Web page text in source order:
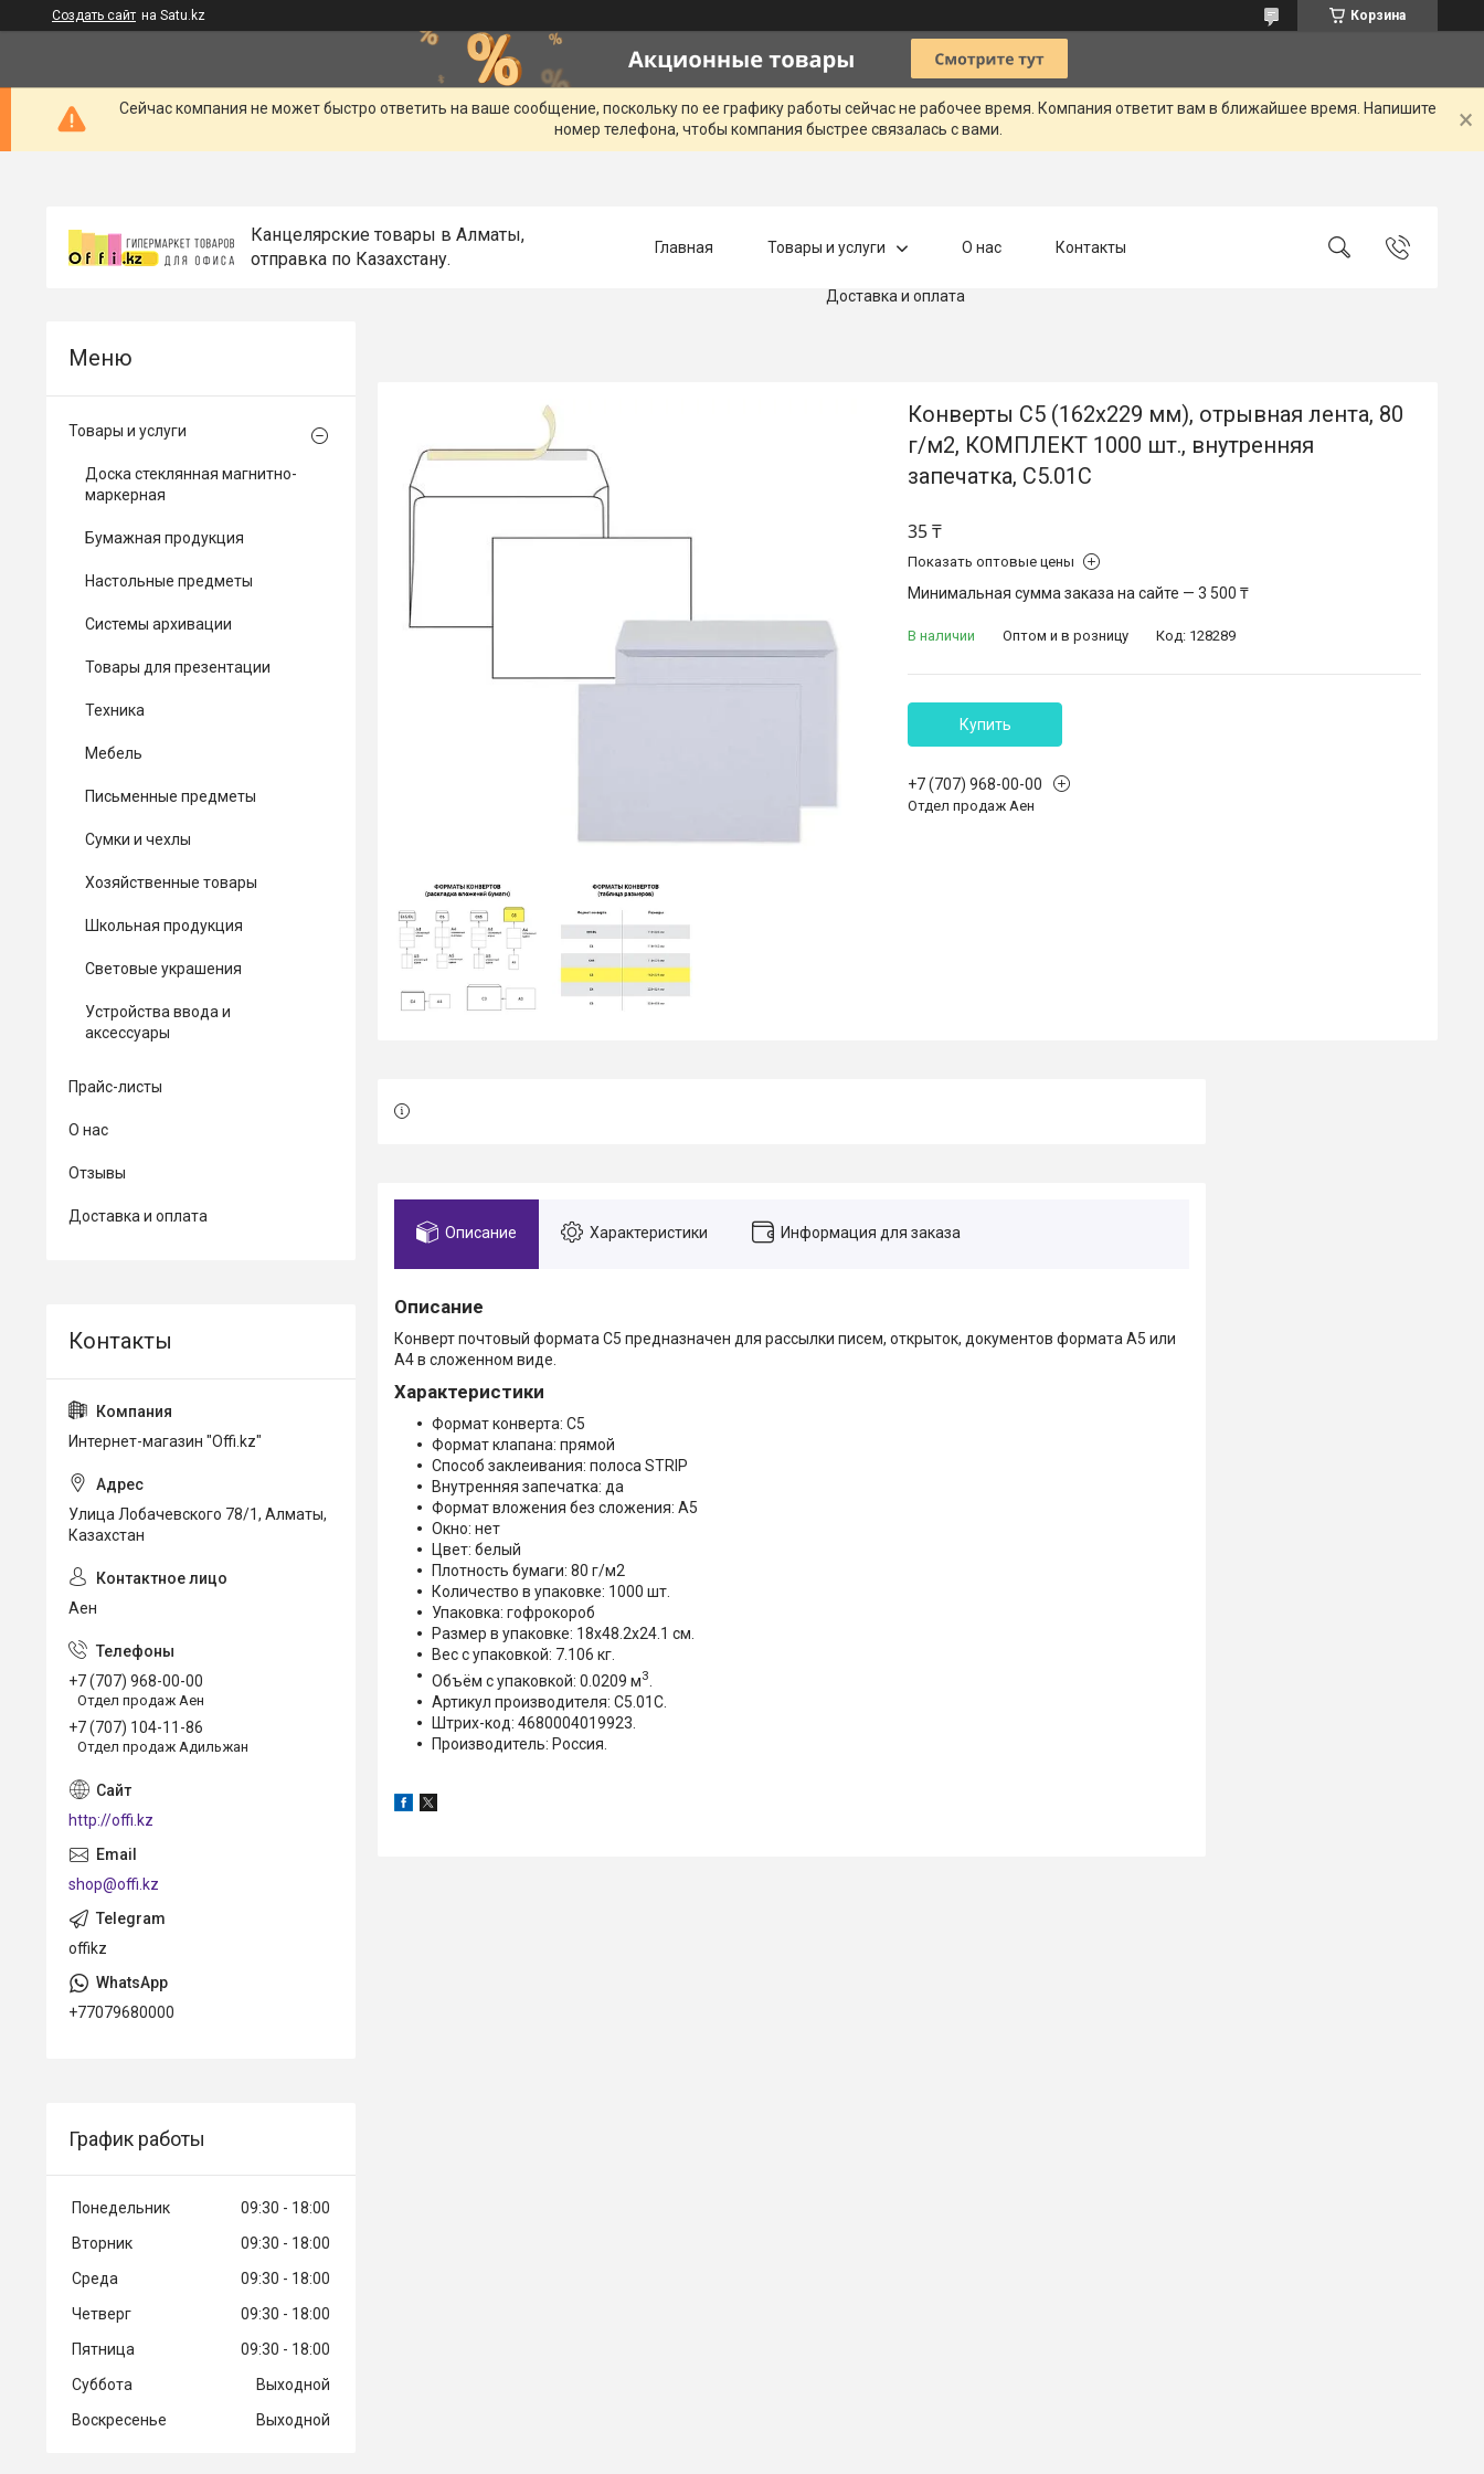
Создать сайт на Satu.kz Корзина
Сейчас компания не может быстро ответить на ваше сообщение, поскольку по ее графику работы сейчас не рабочее время. Компания ответит вам в ближайшее время. Напишите
номер телефона, чтобы компания быстрее связалась с вами.
Канцелярские товары в Алматы,
отправка по Казахстану.
Главная Товары и услуги О нас Контакты
Доставка и оплата
Конверты С5 (162х229 мм), отрывная лента, 80
г/м2, КОМПЛЕКТ 1000 шт., внутренняя
запечатка, С5.01С
35 ₸
Показать оптовые цены
Минимальная сумма заказа на сайте — 3 500 ₸
В наличии Оптом и в розницу Код: 128289
Купить
+7 (707) 968-00-00
Отдел продаж Аен
Описание Характеристики Информация для заказа
Описание
Конверт почтовый формата С5 предназначен для рассылки писем, открыток, документов формата А5 или
А4 в сложенном виде.
Характеристики
Формат конверта: С5
Формат клапана: прямой
Способ заклеивания: полоса STRIP
Внутренняя запечатка: да
Формат вложения без сложения: А5
Окно: нет
Цвет: белый
Плотность бумаги: 80 г/м2
Количество в упаковке: 1000 шт.
Упаковка: гофрокороб
Размер в упаковке: 18x48.2x24.1 см.
Вес с упаковкой: 7.106 кг.
Объём с упаковкой: 0.0209 м3
Артикул производителя: С5.01С.
Штрих-код: 4680004019923.
Производитель: Россия.
Товары и услуги
Доска стеклянная магнитно-
маркерная
Бумажная продукция
Настольные предметы
Системы архивации
Товары для презентации
Техника
Мебель
Письменные предметы
Сумки и чехлы
Хозяйственные товары
Школьная продукция
Световые украшения
Устройства ввода и
аксессуары
Прайс-листы
О нас
Отзывы
Доставка и оплата
Интернет-магазин "Offi.kz"
Улица Лобачевского 78/1, Алматы,
Казахстан
Аен
+7 (707) 968-00-00
Отдел продаж Аен
+7 (707) 104-11-86
Отдел продаж Адильжан
http://offi.kz
shop@offi.kz
offikz
+77079680000
График работы
Понедельник 09:30
18:00
Вторник
09:30
18:00
Среда
09:30
18:00
Четверг
09:30
18:00
Пятница
09:30
18:00
Суббота
Выходной
Воскресенье
Выходной